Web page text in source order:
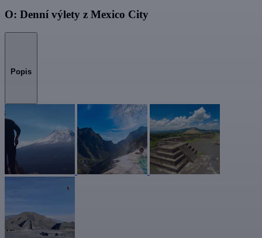
O: Denní výlety z Mexico City
Popis